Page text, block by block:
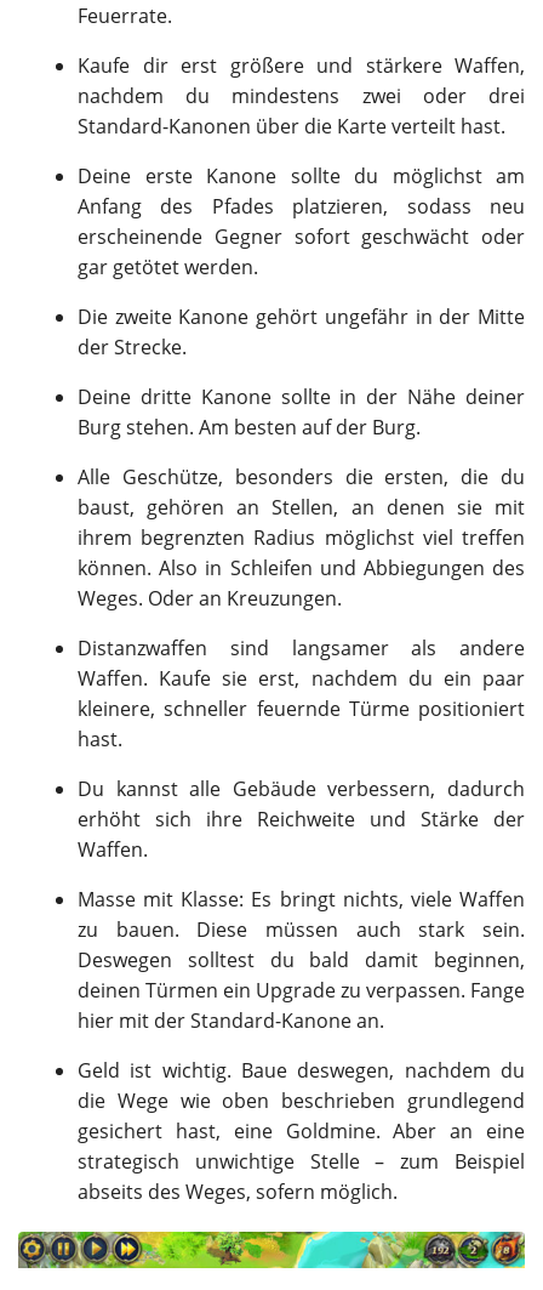
Feuerrate.
Kaufe dir erst größere und stärkere Waffen,
nachdem du mindestens zwei oder drei
Standard-Kanonen über die Karte verteilt hast.
Deine erste Kanone sollte du möglichst am
Anfang des Pfades platzieren, sodass neu
erscheinende Gegner sofort geschwächt oder
gar getötet werden.
Die zweite Kanone gehört ungefähr in der Mitte
der Strecke.
Deine dritte Kanone sollte in der Nähe deiner
Burg stehen. Am besten auf der Burg.
Alle Geschütze, besonders die ersten, die du
baust, gehören an Stellen, an denen sie mit
ihrem begrenzten Radius möglichst viel treffen
können. Also in Schleifen und Abbiegungen des
Weges. Oder an Kreuzungen.
Distanzwaffen sind langsamer als andere
Waffen. Kaufe sie erst, nachdem du ein paar
kleinere, schneller feuernde Türme positioniert
hast.
Du kannst alle Gebäude verbessern, dadurch
erhöht sich ihre Reichweite und Stärke der
Waffen.
Masse mit Klasse: Es bringt nichts, viele Waffen
zu bauen. Diese müssen auch stark sein.
Deswegen solltest du bald damit beginnen,
deinen Türmen ein Upgrade zu verpassen. Fange
hier mit der Standard-Kanone an.
Geld ist wichtig. Baue deswegen, nachdem du
die Wege wie oben beschrieben grundlegend
gesichert hast, eine Goldmine. Aber an eine
strategisch unwichtige Stelle – zum Beispiel
abseits des Weges, sofern möglich.